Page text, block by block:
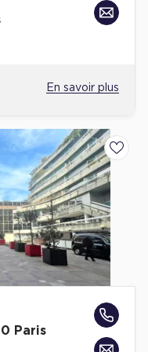
(Lyon)
Aix-en-Provence
En savoir plus
Paris